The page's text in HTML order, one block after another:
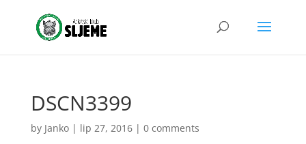
DSCN3399
by Janko| lip 27, 2016| 0 comments